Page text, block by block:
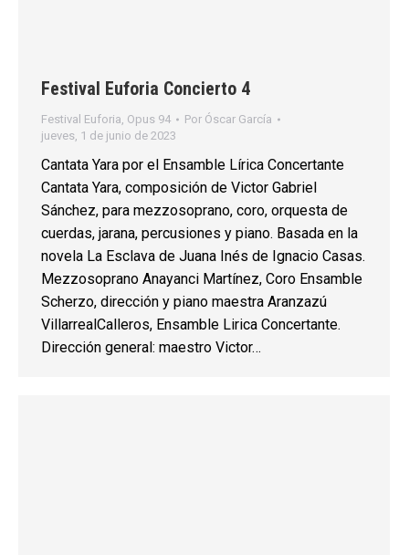
Festival Euforia Concierto 4
Festival Euforia, Opus 94 Por Óscar García
jueves, 1 de junio de 2023
Cantata Yara por el Ensamble Lírica Concertante
Cantata Yara, composición de Victor Gabriel
Sánchez, para mezzosoprano, coro, orquesta de
cuerdas, jarana, percusiones y piano. Basada en la
novela La Esclava de Juana Inés de Ignacio Casas.
Mezzosoprano Anayanci Martínez, Coro Ensamble
Scherzo, dirección y piano maestra Aranzazú
VillarrealCalleros, Ensamble Lirica Concertante.
Dirección general: maestro Victor…